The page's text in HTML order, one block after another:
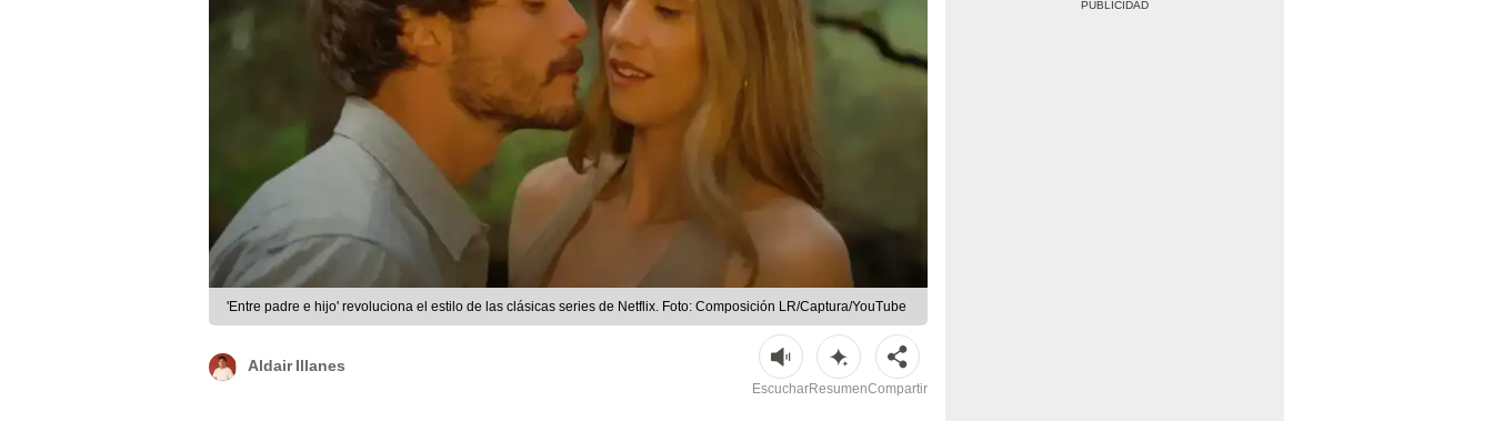
'Entre padre e hijo' revoluciona el estilo de las clásicas series de Netflix. Foto: Composición LR/Captura/YouTube
Aldair Illanes
EscucharResumenCompartir